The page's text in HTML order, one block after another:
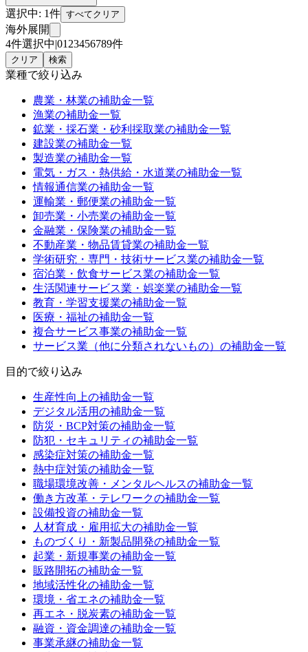
選択中: 1件 すべてクリア
海外展開
4件選択中|01 23456789件
クリア 検索
業種で絞り込み
農業・林業の補助金一覧
漁業の補助金一覧
鉱業・採石業・砂利採取業の補助金一覧
建設業の補助金一覧
製造業の補助金一覧
電気・ガス・熱供給・水道業の補助金一覧
情報通信業の補助金一覧
運輸業・郵便業の補助金一覧
卸売業・小売業の補助金一覧
金融業・保険業の補助金一覧
不動産業・物品賃貸業の補助金一覧
学術研究・専門・技術サービス業の補助金一覧
宿泊業・飲食サービス業の補助金一覧
生活関連サービス業・娯楽業の補助金一覧
教育・学習支援業の補助金一覧
医療・福祉の補助金一覧
複合サービス事業の補助金一覧
サービス業（他に分類されないもの） の補助金一覧
目的で絞り込み
生産性向上の補助金一覧
デジタル活用の補助金一覧
防災・BCP対策の補助金一覧
防犯・セキュリティの補助金一覧
感染症対策の補助金一覧
熱中症対策の補助金一覧
職場環境改善・メンタルヘルスの補助金一覧
働き方改革・テレワークの補助金一覧
設備投資の補助金一覧
人材育成・雇用拡大の補助金一覧
ものづくり・新製品開発の補助金一覧
起業・新規事業の補助金一覧
販路開拓の補助金一覧
地域活性化の補助金一覧
環境・省エネの補助金一覧
再エネ・脱炭素の補助金一覧
融資・資金調達の補助金一覧
事業承継の補助金一覧